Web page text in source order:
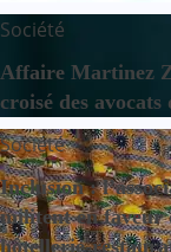
Société
Affaire Martinez
croisé des avocats
Société
Inclusion :
militent en faveur
hôtellerie-